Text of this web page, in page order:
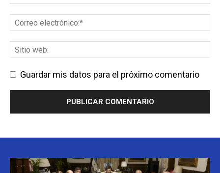
Guardar mis datos para el próximo comentario